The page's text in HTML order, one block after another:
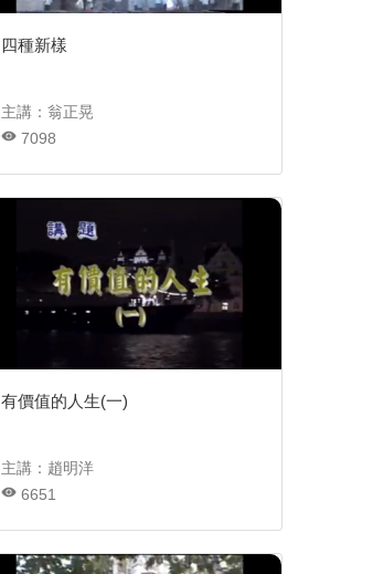
四種新樣
主講：翁正晃
7098
有價值的人生(一)
主講：趙明洋
6651